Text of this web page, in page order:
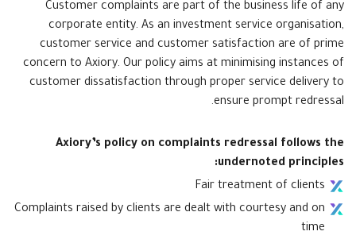
تداول
الأسواق
Clash CFDs جديد
الفوركس
البورصات
شروط التداول
طرق التمويل
مواصفات التداول
جدول مواعيد التداول خلال العطلات
الحسابات
حسابات التداول
قارن بين الحسابات
حسابات الشركات
حساب تجريبي
حسابات إسلامية
حساب MT5 Alpha
البدء
عملية تحقق ذكية وسريعة
المنصات
قارن بين المنصات
MetaTrader 4
مؤشر Strike
المؤشرات المخصصة
Trading Signals
البيانات التاريخية لمنصة ميتاتريدر
مؤشرات MT4 المخصصة
دليل تثبيت منصة MT5
التعليم
أكاديمية تداول Axiory
التحليلات
لماذا AXIORY
المزايا
الترخيص والتسجيل
من نحن
من نحن
فريق Axiory
الشراكات
Customer complaints are part of the business life of any
corporate entity. As an investment service organisation,
customer service and customer satisfaction are of prime
concern to Axiory. Our policy aims at minimising instances of
customer dissatisfaction through proper service delivery to
ensure prompt redressal.
Axiory’s policy on complaints redressal follows the
undernoted principles:
Fair treatment of clients
Complaints raised by clients are dealt with courtesy and on
time